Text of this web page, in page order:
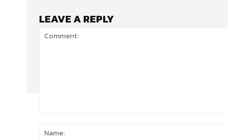
LEAVE A REPLY